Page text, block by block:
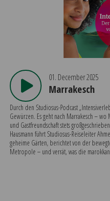
01. December 2025
Marrakesch
Durch den Studiosus-Podcast
Gewürzen. Es geht nach Marrakesch –
und Gastfreundschaft stets
Hausmann führt Studiosus-Reiseleiter
geheime Gärten, berichtet von der
Metropole – und verrät, was die